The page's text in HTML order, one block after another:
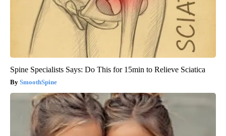
Spine Specialists Says: Do This for 15min to Relieve Sciatica
SmoothSpine